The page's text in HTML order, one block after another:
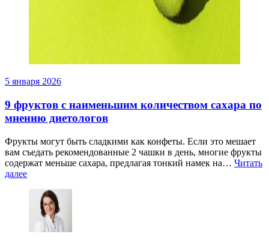
5 января 2026
9 фруктов с наименьшим количеством сахара по
мнению диетологов
Фрукты могут быть сладкими как конфеты. Если это мешает
вам съедать рекомендованные 2 чашки в день, многие фрукты
содержат меньше сахара, предлагая тонкий намек на… Читать
далее